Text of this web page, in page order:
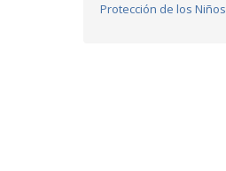
Protección de los Niños